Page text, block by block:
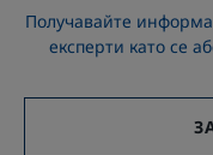
Получавайте
експерти като се